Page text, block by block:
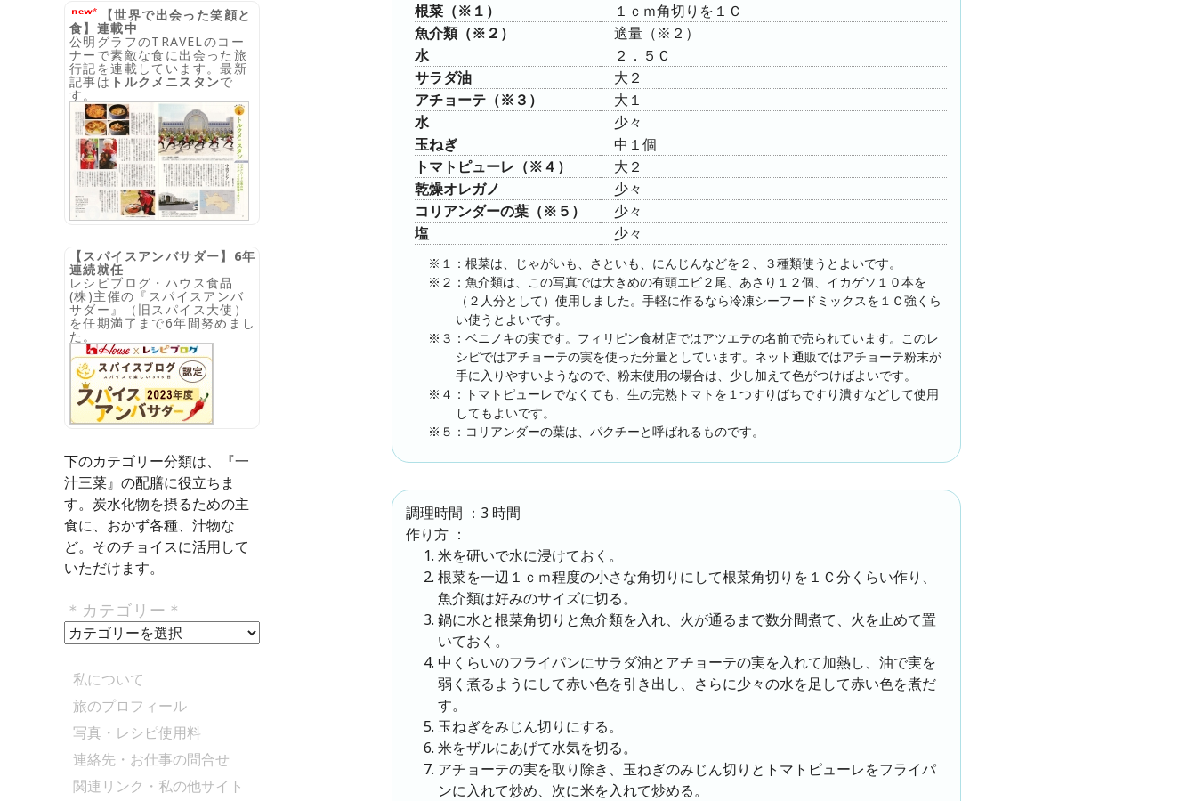
根菜（※１）
１ｃｍ角切りを１Ｃ
魚介類（※２）
適量（※２）
水
２．５Ｃ
サラダ油
大２
アチョーテ（※３）
大１
水
少々
玉ねぎ
中１個
トマトピューレ（※４）
大２
乾燥オレガノ
少々
コリアンダーの葉（※５）
少々
塩
少々
※１：根菜は、じゃがいも、さといも、にんじんなどを２、３種類使うとよいです。
※２：魚介類は、この写真では大きめの有頭エビ２尾、あさり１２個、イカゲソ１０本を
（２人分として）使用しました。手軽に作るなら冷凍シーフードミックスを１Ｃ強くら
い使うとよいです。
※３：ベニノキの実です。フィリピン食材店ではアツエテの名前で売られています。このレ
シピではアチョーテの実を使った分量としています。ネット通販ではアチョーテ粉末が
手に入りやすいようなので、粉末使用の場合は、少し加えて色がつけばよいです。
※４：トマトピューレでなくても、生の完熟トマトを１つすりばちですり潰すなどして使用
してもよいです。
※５：コリアンダーの葉は、パクチーと呼ばれるものです。
調理時間 ：3 時間
作り方
：
米を研いで水に浸けておく。
根菜を一辺１ｃｍ程度の小さな角切りにして根菜角切りを１Ｃ分くらい作り、
魚介類は好みのサイズに切る。
鍋に水と根菜角切りと魚介類を入れ、火が通るまで数分間煮て、火を止めて置
いておく。
中くらいのフライパンにサラダ油とアチョーテの実を入れて加熱し、油で実を
弱く煮るようにして赤い色を引き出し、さらに少々の水を足して赤い色を煮だ
す。
玉ねぎをみじん切りにする。
米をザルにあげて水気を切る。
アチョーテの実を取り除き、玉ねぎのみじん切りとトマトピューレをフライパ
ンに入れて炒め、次に米を入れて炒める。
【世界で出会った笑顔と
食】連載中
公明グラフのTRAVELのコー
ナーで素敵な食に出会った旅
行記を連載しています。最新
記事は トルクメニスタンで
す。
【スパイスアンバサダー】6年
連続就任
レシピブログ・ハウス食品
(株)主催の『スパイスアンバ
サダー』（旧スパイス大使）
を任期満了まで6年間努めまし
た。
下のカテゴリー分類は、『一
汁三菜』の配膳に役立ちま
す。炭水化物を摂るための主
食に、おかず各種、汁物な
ど。そのチョイスに活用して
いただけます。
＊カテゴリー＊
＊
テ
ゴ
リ
ー
＊
私について
旅のプロフィール
写真・レシピ使用料
連絡先・お仕事の問合せ
関連リンク・私の他サイト